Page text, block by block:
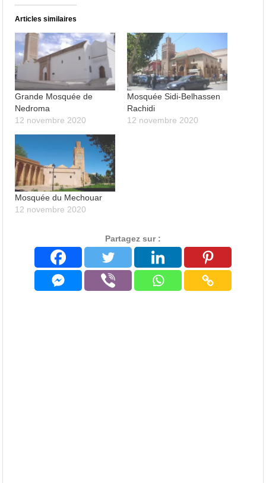
Articles similaires
Grande Mosquée de
Nedroma
12 novembre 2020
Mosquée Sidi-Belhassen
Rachidi
12 novembre 2020
Mosquée du Mechouar
12 novembre 2020
Partagez sur :